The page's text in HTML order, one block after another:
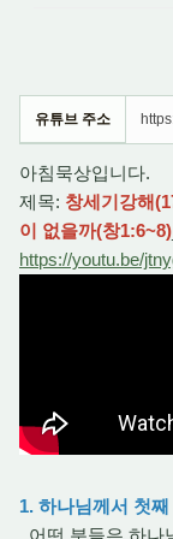
유튜브 주소
아침묵상입니다.
제목: 창세기강해
이 없을까(창1:6~8)
https://youtu.be/
1. 하나님께서 첫
어떤 분들은 하나